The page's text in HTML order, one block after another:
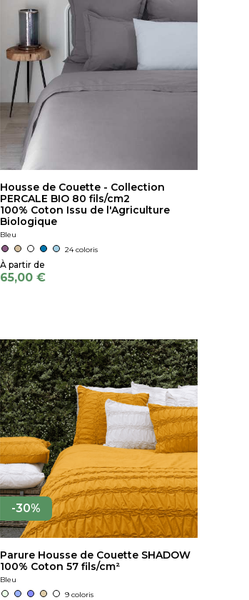
Housse de Couette - Collection
PERCALE BIO 80 fils/cm2
100% Coton Issu de l'Agriculture
Biologique
Bleu
24 coloris
65,00 €
-30%
Parure Housse de Couette SHADOW
100% Coton 57 fils/cm²
Bleu
9 coloris